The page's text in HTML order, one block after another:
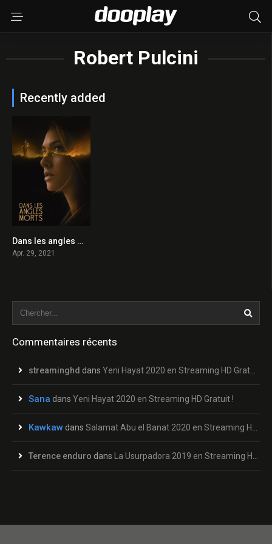
Robert Pulcini
Recently added
5.3
Dans les angles morts 2021 en Streaming HD Gratuit !
Apr. 29, 2021
Commentaires récents
streaminghd dans Yeni Hayat 2020 en Streaming HD Gratuit !
Sana dans Yeni Hayat 2020 en Streaming HD Gratuit !
Kawkaw dans Salamat Abu el Banat 2020 en Streaming HD Gratuit !
Terence enduro dans La Usurpadora 2019 en Streaming HD Gratuit !